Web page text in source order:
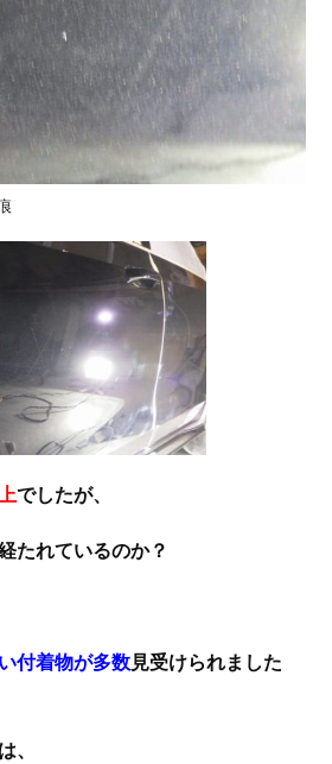
でしたが、
たれているのか？
付着物が多数見受けられました
、